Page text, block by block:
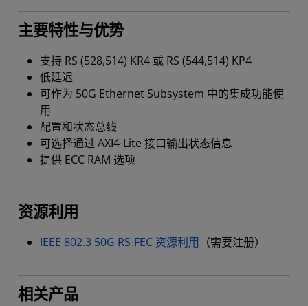
主要特性与优势
支持 RS (528,514) KR4 或 RS (544,514) KP4
低延迟
可作为 50G Ethernet Subsystem 中的集成功能使
用
配置和状态总线
可选择通过 AXI4-Lite 接口输出状态信息
提供 ECC RAM 选项
资源利用
IEEE 802.3 50G RS-FEC 资源利用 （需要注册）
相关产品